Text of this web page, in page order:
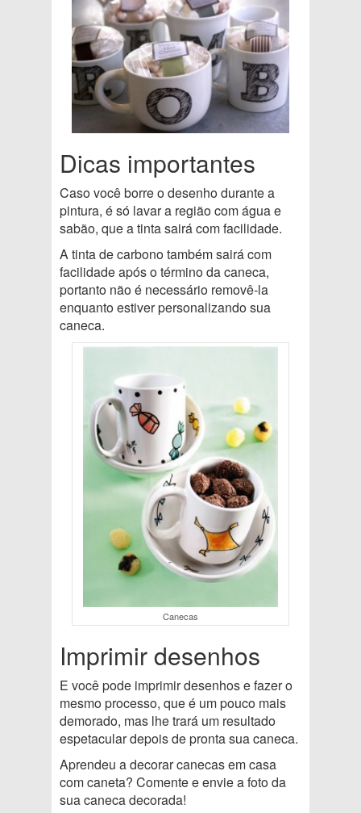
Dicas importantes
Caso você borre o desenho durante a
pintura, é só lavar a região com água e
sabão, que a tinta sairá com facilidade.
A tinta de carbono também sairá com
facilidade após o término da caneca,
portanto não é necessário removê-la
enquanto estiver personalizando sua
caneca.
Canecas
Imprimir desenhos
E você pode imprimir desenhos e fazer o
mesmo processo, que é um pouco mais
demorado, mas lhe trará um resultado
espetacular depois de pronta sua caneca.
Aprendeu a decorar canecas em casa
com caneta? Comente e envie a foto da
sua caneca decorada!